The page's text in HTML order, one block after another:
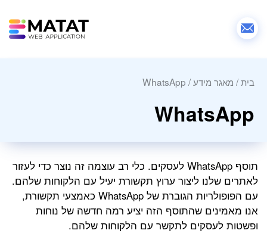
בית/ מאגר מידע/
WhatsApp
WhatsApp
תוסף WhatsApp לעסקים. כלי רב עוצמה זה נוצר כדי לעזור
לאתרים שלנו ליצור ערוץ תקשורת יעיל עם הלקוחות שלהם.
עם הפופולריות הגוברת של WhatsApp כאמצעי תקשורת,
אנו מאמינים שהתוסף הזה יציע רמה חדשה של נוחות
ופשטות לעסקים לתקשר עם הלקוחות שלהם.